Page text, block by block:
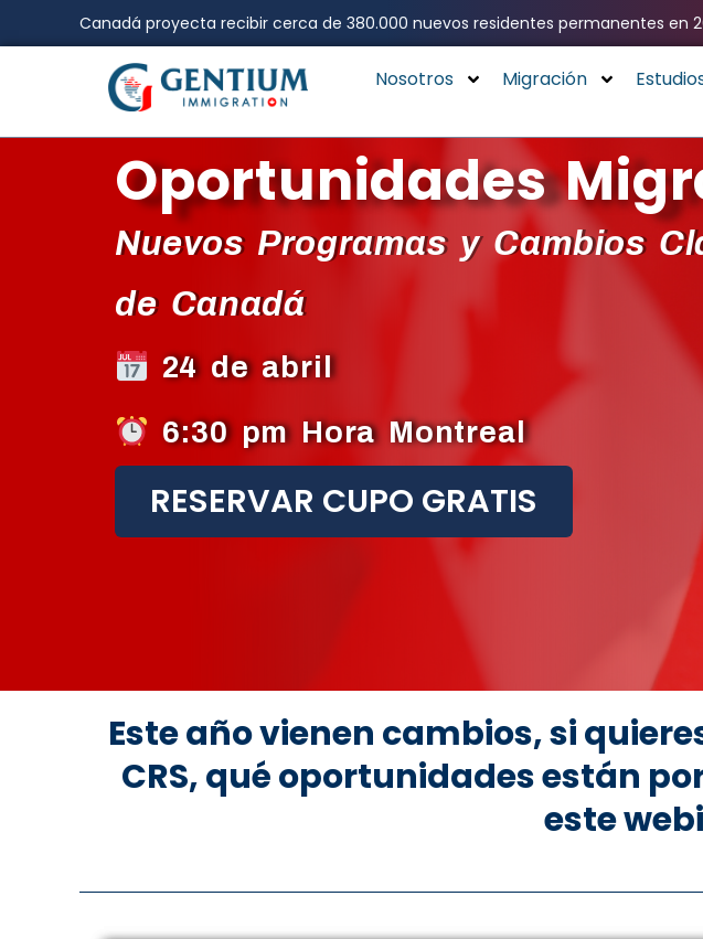
Canadá proyecta recibir cerca de 380.000 nuevos residentes permanentes en
Nosotros Migración
Oportunidades
Nuevos Programas y Cambios
de Canadá
24 de abril
6:30 pm Hora Montreal
RESERVAR CUPO GRATIS
Este año vienen cambios, si
CRS, qué oportunidades están
este